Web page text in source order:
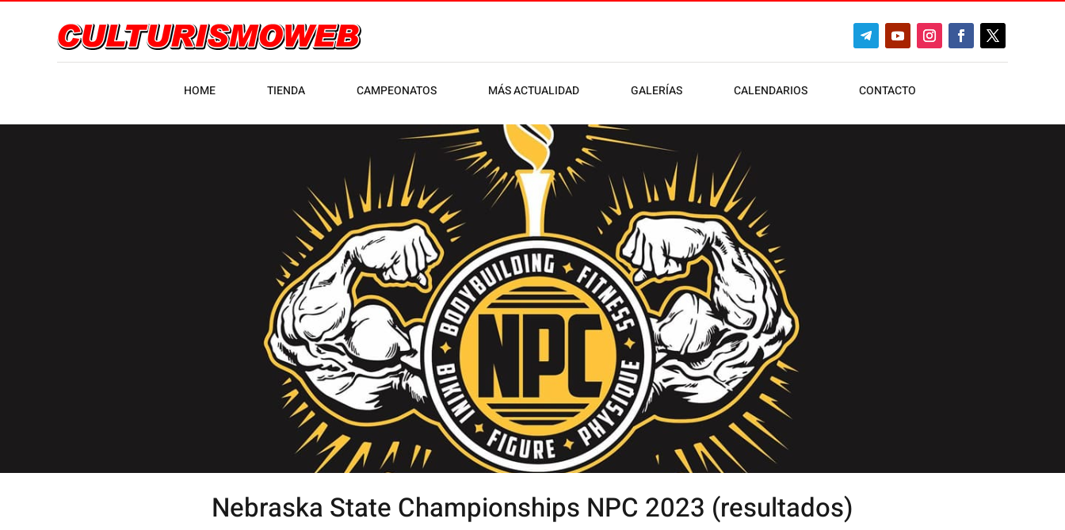
HOME TIENDA CAMPEONATOS MÁS ACTUALIDAD GALERÍAS CALENDARIOS CONTACTO
Nebraska State Championships NPC 2023 (resultados)